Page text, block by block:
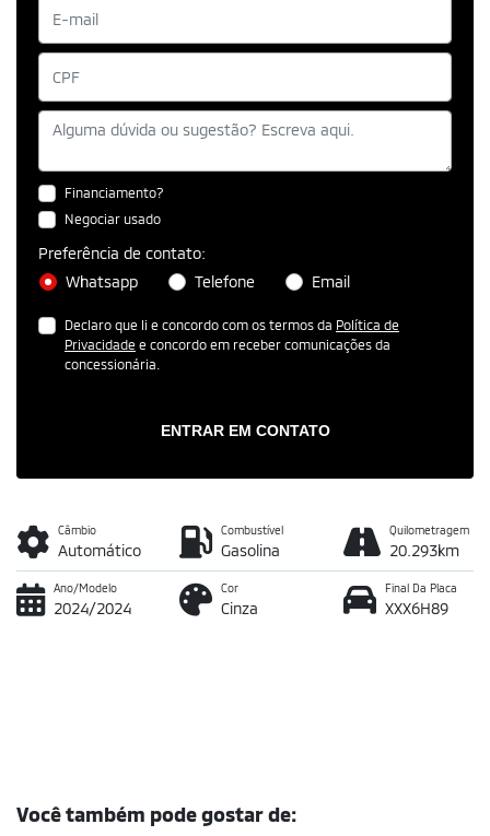
Financiamento?
Negociar usado
Preferência de contato:
Whatsapp
Telefone Email
Declaro que li e concordo com os termos da Política de
Privacidade e concordo em receber comunicações da
concessionária.
ENTRAR EM CONTATO
Câmbio
Automático
Combustível
Gasolina
Quilometragem
20.293km
Ano/Modelo
2024/2024
Cor
Cinza
Final Da Placa
XXX6H89
Você também pode gostar de: